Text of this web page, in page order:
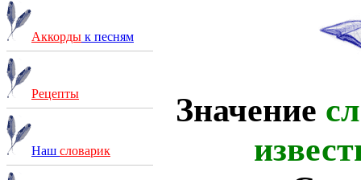
Аккорды к песням
Рецепты
Наш словарик
Значение